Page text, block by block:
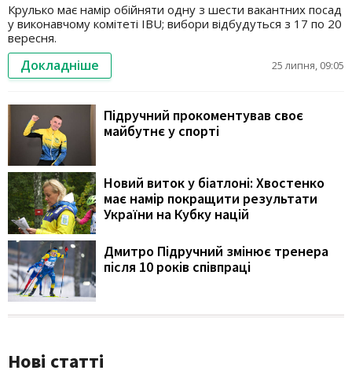
Крулько має намір обійняти одну з шести вакантних посад
у виконавчому комітеті IBU; вибори відбудуться з 17 по 20
вересня.
Докладніше 25 липня, 09:05
Підручний прокоментував своє
майбутнє у спорті
Новий виток у біатлоні: Хвостенко
має намір покращити результати
України на Кубку націй
Дмитро Підручний змінює тренера
після 10 років співпраці
Нові статті